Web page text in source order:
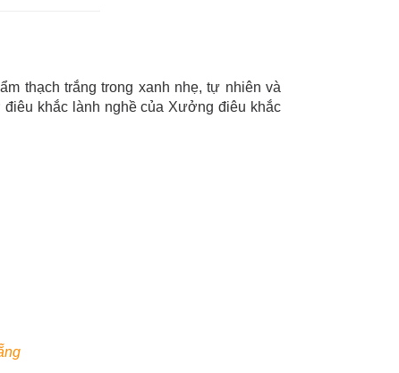
thạch trắng trong xanh nhẹ, tự nhiên và
khắc lành nghề của Xưởng điêu khắc